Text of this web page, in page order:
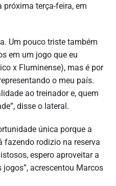
próxima terça-feira, em
Um pouco triste também
em um jogo que eu
x Fluminense), mas é por
o meu país.
ao treinador e, quem
disse o lateral.
única porque a
fazendo rodizio na reserva
espero aproveitar a
acrescentou Marcos